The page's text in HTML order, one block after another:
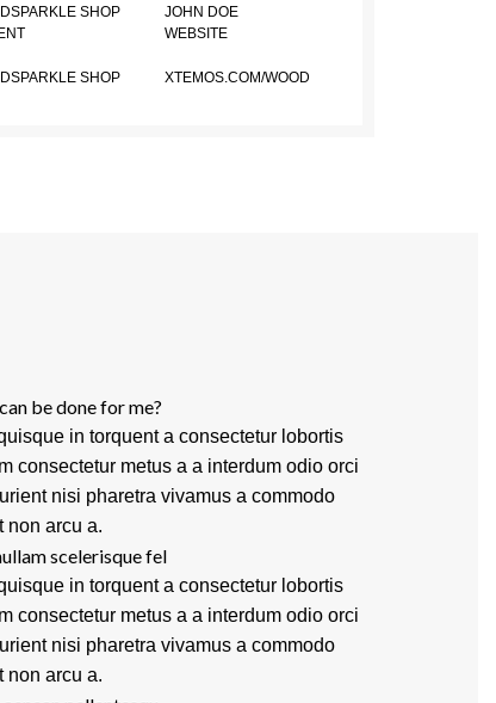
SHOP
JOHN DOE
SHOP
WEBSITE
XTEMOS.COM/WOOD
be done for me?
in torquent a consectetur lobortis
consectetur metus a a interdum odio orci
nisi pharetra vivamus a commodo
non arcu a.
scelerisque fel
in torquent a consectetur lobortis
consectetur metus a a interdum odio orci
nisi pharetra vivamus a commodo
non arcu a.